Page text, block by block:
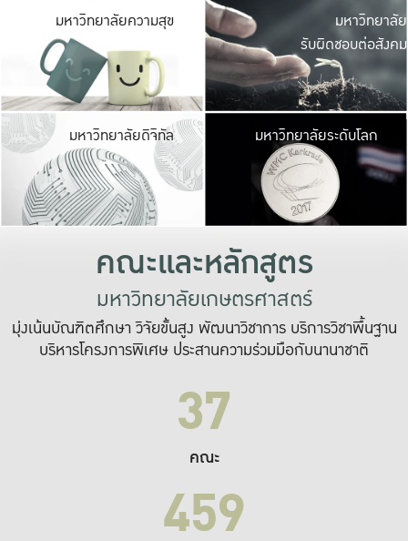
มหาวิทยาลัยความสุข มหาวิ
ค
เปิดประ
และพบเรื่องราวใ
มหาวิทยาลัย
รับผิดชอบต่อสังคม
มหาวิทยาลัยดิจิทัล มหาวิ
เปลี่ยนแปลง แล
เพื่อทำง
ระบบสารสนเทศ
มหาวิทยาลัยระดับโลก
คณะและหลักสูตร
มหาวิทยาลัยเกษตรศาสตร์
มุ่งเน้นบัณฑิตศึกษา วิจัยขั้นสูง พัฒนาวิชาการ บริการวิชาพื้นฐาน
บริหารโครงการพิเศษ ประสานความร่วมมือกับนานาชาติ
37
คณะ
459